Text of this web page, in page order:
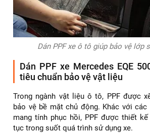
Dán PPF xe ô tô giúp bảo vệ lớp
Dán PPF xe Mercedes EQE
tiêu chuẩn bảo vệ vật liệu
Trong ngành vật liệu ô tô, PPF được
bảo vệ bề mặt chủ động. Khác với các
mang tính phục hồi, PPF được thiết
tục trong suốt quá trình sử dụng xe.